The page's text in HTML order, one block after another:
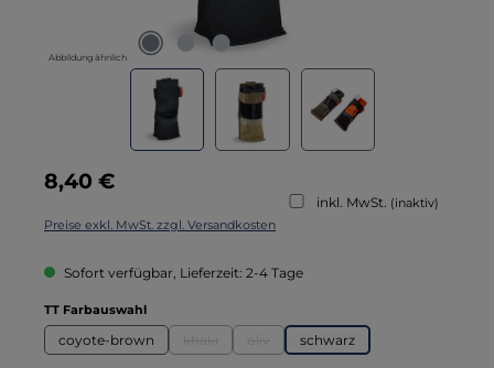
Abbildung ähnlich
Regulärer Preis:
8,40 €
inkl. MwSt. (inaktiv)
Preise exkl. MwSt. zzgl. Versandkosten
Sofort verfügbar, Lieferzeit: 2-4 Tage
TT Farbauswahlauswählen
coyote-brown
(Diese Option ist zurzeit nicht verfügbar.)
(Diese Option ist zurzeit nicht
schwarz